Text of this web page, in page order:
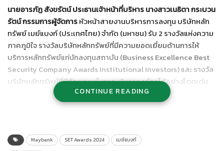
นายอารภัฏ สังขรัตน์ ประธานเจ้าหน้าที่บริหาร นางสาวเนธิตา กระบวน
รัตน์ กรรมการผู้จัดการหัวหน้าสายงานบริหารการลงทุน บริษัทหลัก
ทรัพย์ เมย์แบงก์ (ประเทศไทย) จำกัด (มหาชน) รับ 2 รางวัลแห่งความ
ภาคภูมิใจ รางวัลบริษัทหลักทรัพย์ที่มีความยอดเยี่ยมด้านการให้
บริการหลักทรัพย์แก่นักลงทุนสถาบัน (Business Excellence Best
Security Company Awards Institutional Investors) และ รางวัล
บริษัทหลักทรัพย์ที่มีศักยภาพในการบริหารองค์กรได้อย่างโดดเด่น
ด้านการให้บริการหลักทรัพย์แก่นักลงทุนสถาบัน (Outstanding
Security Company Awards Business Excellence Institutional
ตลาดหลักทรัพย์แห่งประเทศไทย เมื่อเร็วๆ นี้
CONTINUE READING
Maybank SET Awards 2024 เมย์แบงก์